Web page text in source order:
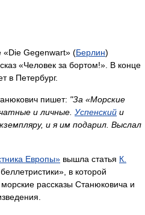
Gegenwart» (Берлин)
«Человек за бортом!». В конце
в Петербург.
пишет: "За «Морские
и личные. Успенский и
и я им подарил. Выслал
Европы» вышла статья К.
в которой
рассказы Станюковича и